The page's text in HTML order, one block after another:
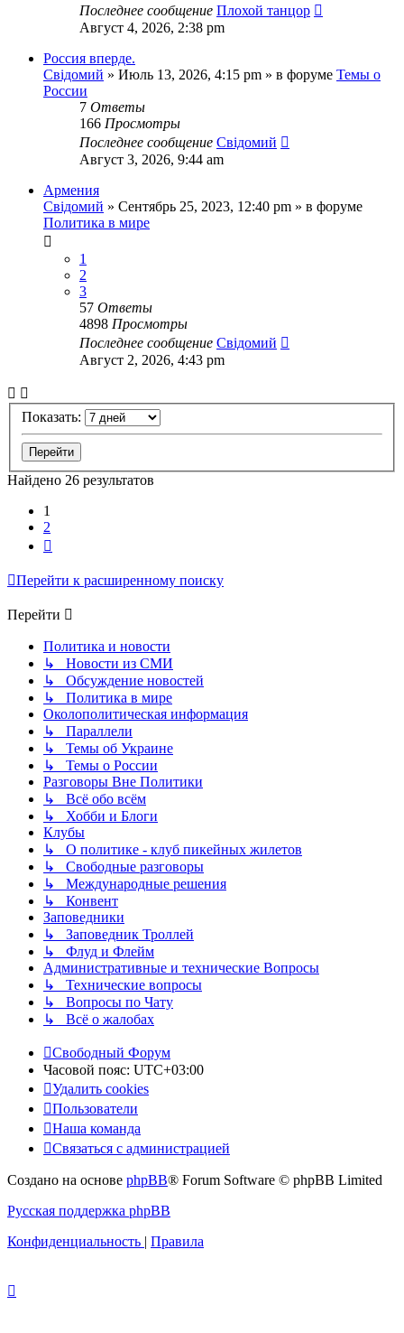
Последнее сообщение Плохой танцор
Август 4, 2026, 2:38 pm
Россия вперде.
Свідомий » Июль 13, 2026, 4:15 pm » в форуме Темы о
России
7 Ответы
166 Просмотры
Последнее сообщение Свідомий
Август 3, 2026, 9:44 am
Армения
Свідомий » Сентябрь 25, 2023, 12:40 pm » в форуме
Политика в мире
1
2
3
57 Ответы
4898 Просмотры
Последнее сообщение Свідомий
Август 2, 2026, 4:43 pm
Показать:
Найдено 26 результатов
1
2
Перейти к расширенному поиску
Перейти
Политика и новости
↳ Новости из СМИ
↳ Обсуждение новостей
↳ Политика в мире
Околополитическая информация
↳ Параллели
↳ Темы об Украине
↳ Темы о России
Разговоры Вне Политики
↳ Всё обо всём
↳ Хобби и Блоги
Клубы
↳ О политике - клуб пикейных жилетов
↳ Свободные разговоры
↳ Международные решения
↳ Конвент
Заповедники
↳ Заповедник Троллей
↳ Флуд и Флейм
Административные и технические Вопросы
↳ Технические вопросы
↳ Вопросы по Чату
↳ Всё о жалобах
Свободный Форум
Часовой пояс: UTC+03:00
Удалить cookies
Пользователи
Наша команда
Связаться с администрацией
Создано на основе phpBB® Forum Software © phpBB Limited
Русская поддержка phpBB
Конфиденциальность
Правила